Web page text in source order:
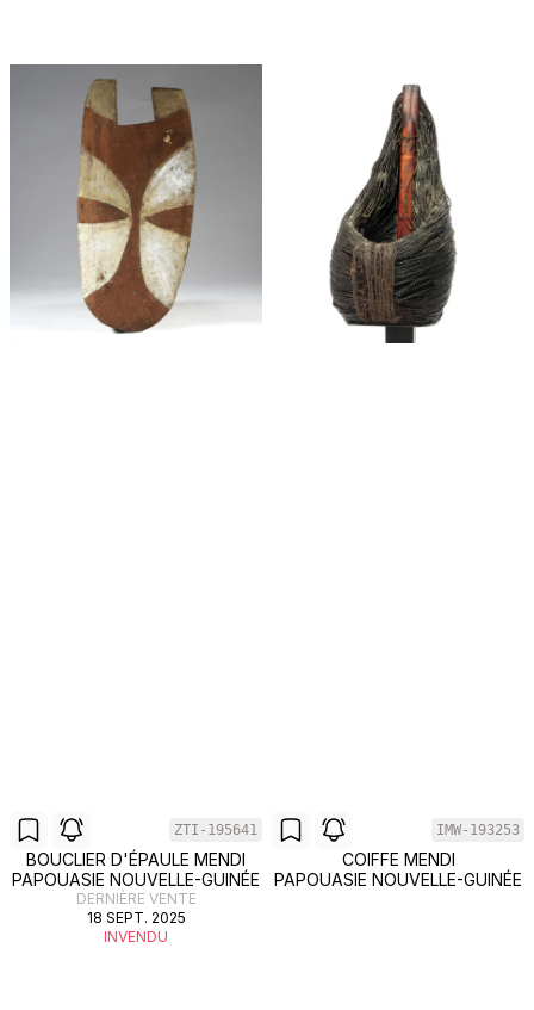
ZTI-195641
BOUCLIER D'ÉPAULE MENDI
PAPOUASIE NOUVELLE-GUINÉE
DERNIÈRE VENTE
18 SEPT. 2025
INVENDU
IMW-193253
COIFFE MENDI
PAPOUASIE NOUVELLE-GUINÉE